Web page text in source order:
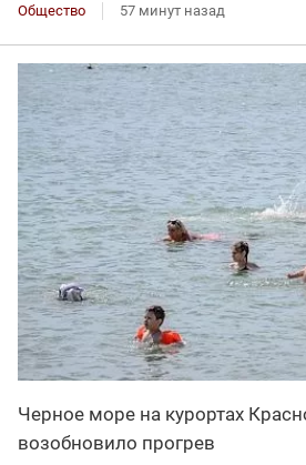
Общество 57 минут назад
Черное море на курортах
возобновило прогрев